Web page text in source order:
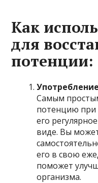
Как
для
потенции:
Самым
потенцию при
его
виде. Вы
его в свою
поможет
организма.